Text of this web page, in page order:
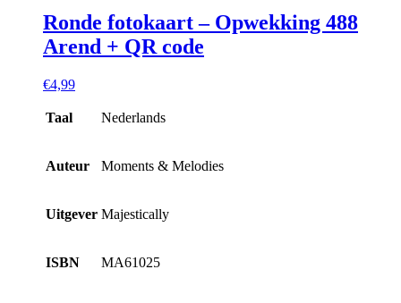
Ronde fotokaart – Opwekking 488
Arend + QR code
€4,99
Taal Nederlands
Auteur Moments & Melodies
Uitgever Majestically
ISBN MA61025